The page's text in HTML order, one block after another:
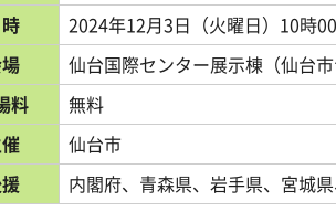
2024年12月3日（火曜日）10時
仙台国際センター展示棟（仙台市
料
無料
仙台市
内閣府、青森県、岩手県、宮城